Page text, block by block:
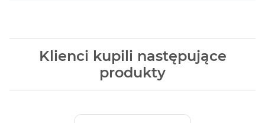
Klienci kupili następujące
produkty